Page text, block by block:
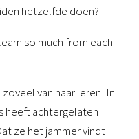
hetzelfde doen?
so much from each
zoveel van haar leren! In
heeft achtergelaten
ze het jammer vindt